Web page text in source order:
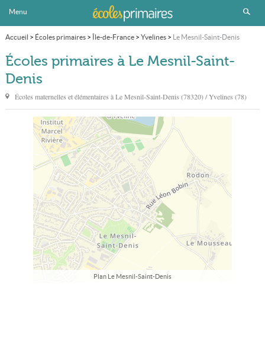
Menu
Accueil > Écoles primaires> Île-de-France> Yvelines> Le Mesnil-Saint-Denis
Écoles primaires à Le Mesnil-Saint-
Denis
Écoles maternelles et élémentaires àLe Mesnil-Saint-Denis (78320) / Yvelines (78)
Plan Le Mesnil-Saint-Denis